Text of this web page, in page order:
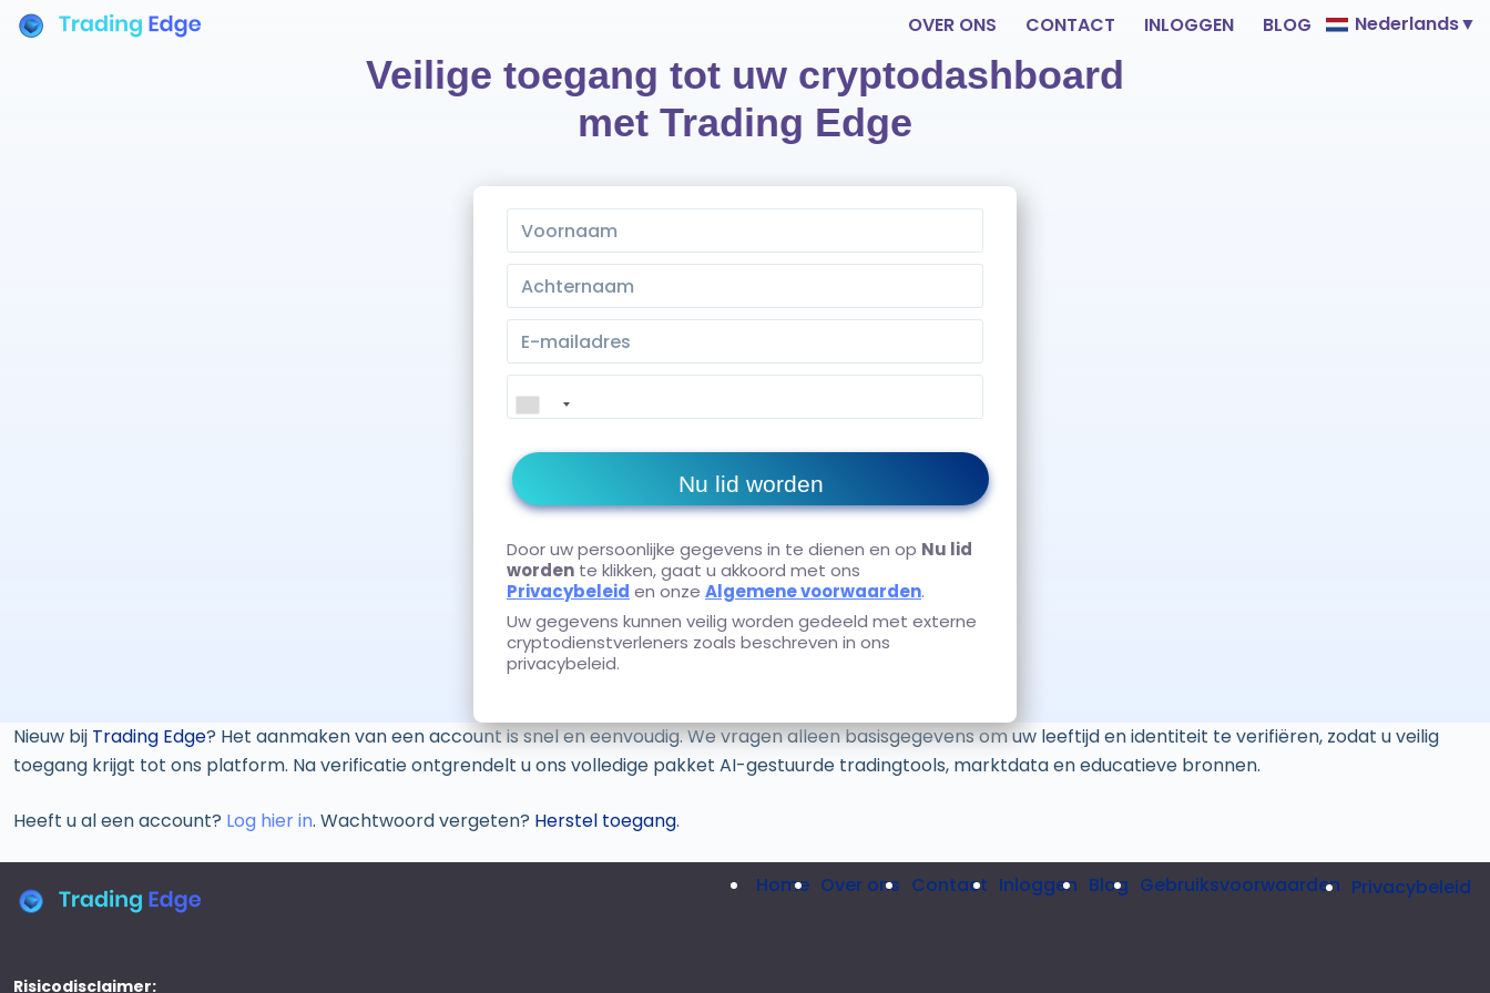
OVER ONS CONTACT INLOGGEN BLOG Nederlands▼
Veilige toegang tot uw cryptodashboard
met Trading Edge
Nu lid worden
Door uw persoonlijke gegevens in te dienen en op Nu lid
worden te klikken, gaat u akkoord met ons
Privacybeleid en onze Algemene voorwaarden.
Uw gegevens kunnen veilig worden gedeeld met externe
cryptodienstverleners zoals beschreven in ons
privacybeleid.
Nieuw bij Trading Edge? Het aanmaken van een account is snel en eenvoudig. We vragen alleen basisgegevens om uw leeftijd en identiteit te verifiëren, zodat u veilig
toegang krijgt tot ons platform. Na verificatie ontgrendelt u ons volledige pakket AI-gestuurde tradingtools, marktdata en educatieve bronnen.
Heeft u al een account? Log hier in. Wachtwoord vergeten? Herstel toegang.
Home Over ons Contact Inloggen Blog Gebruiksvoorwaarden Privacybeleid
Risicodisclaimer: